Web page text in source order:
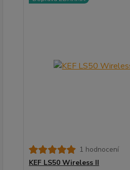
1 hodnocení
KEF LS50 Wireless II